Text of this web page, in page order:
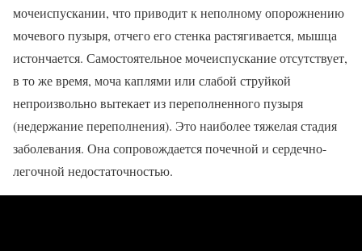
мочеиспускании, что приводит к неполному опорожнению
мочевого пузыря, отчего его стенка растягивается, мышца
истончается. Самостоятельное мочеиспускание отсутствует,
в то же время, моча каплями или слабой струйкой
непроизвольно вытекает из переполненного пузыря
(недержание переполнения). Это наиболее тяжелая стадия
заболевания. Она сопровождается почечной и сердечно-
легочной недостаточностью.